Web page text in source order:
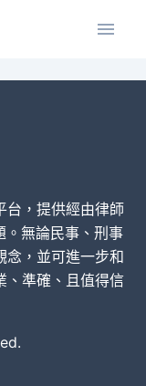
台，提供經由律師
。無論民事、刑事
念，並可進一步和
、準確、且值得信